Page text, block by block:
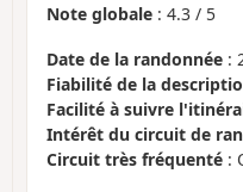
Note globale : 4.3 / 5
Date de la randonnée :
Fiabilité de la
Facilité à suivre
Intérêt du circuit de
Circuit très fréquenté :